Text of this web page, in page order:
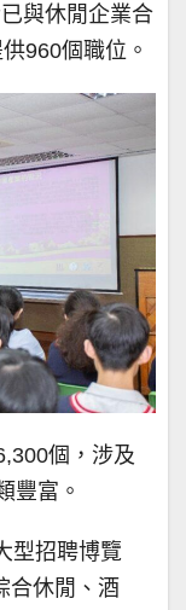
與休閒企業合
960個職位。
個，涉及
豐富。
型招聘博覽
合休閒、酒